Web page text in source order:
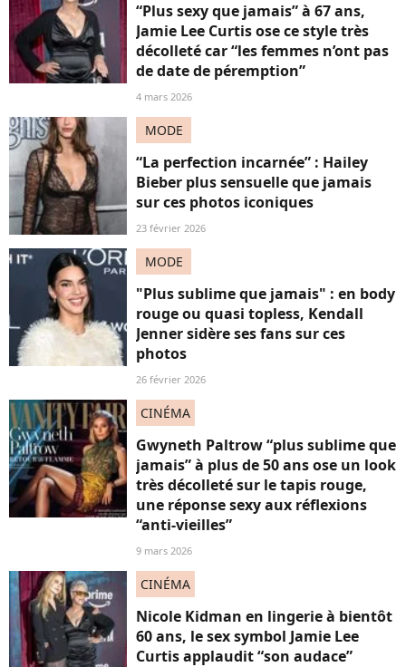
“Plus sexy que jamais” à 67 ans,
Jamie Lee Curtis ose ce style très
décolleté car “les femmes n’ont pas
de date de péremption”
4 mars 2026
MODE
“La perfection incarnée” : Hailey
Bieber plus sensuelle que jamais
sur ces photos iconiques
23 février 2026
MODE
"Plus sublime que jamais" : en body
rouge ou quasi topless, Kendall
Jenner sidère ses fans sur ces
photos
26 février 2026
CINÉMA
Gwyneth Paltrow “plus sublime que
jamais” à plus de 50 ans ose un look
très décolleté sur le tapis rouge,
une réponse sexy aux réflexions
“anti-vieilles”
9 mars 2026
CINÉMA
Nicole Kidman en lingerie à bientôt
60 ans, le sex symbol Jamie Lee
Curtis applaudit “son audace”